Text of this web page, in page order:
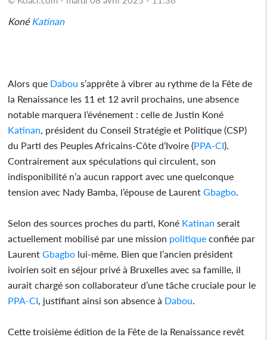
Koné Katinan
Alors que Dabou s’apprête à vibrer au rythme de la Fête de
la Renaissance les 11 et 12 avril prochains, une absence
notable marquera l’événement : celle de Justin Koné
Katinan , président du Conseil Stratégie et Politique (CSP)
du Parti des Peuples Africains-Côte d’Ivoire (PPA-CI).
Contrairement aux spéculations qui circulent, son
indisponibilité n’a aucun rapport avec une quelconque
tension avec Nady Bamba, l’épouse de LaurentGbagbo
Selon des sources proches du parti, Koné Katinan serait
actuellement mobilisé par une mission politique confiée par
LaurentGbagbo lui-même. Bien que l’ancien président
ivoirien soit en séjour privé à Bruxelles avec sa famille, il
aurait chargé son collaborateur d’une tâche cruciale pour le
PPA-CI , justifiant ainsi son absence à Dabou
Cette troisième édition de la Fête de la Renaissance revêt